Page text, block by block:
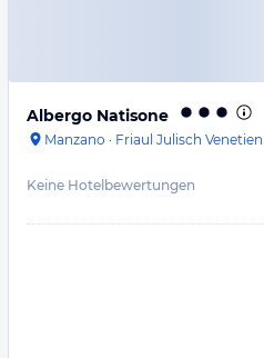
Albergo Natisone
Manzano · Friaul Julisch Venetien
Keine Hotelbewertungen